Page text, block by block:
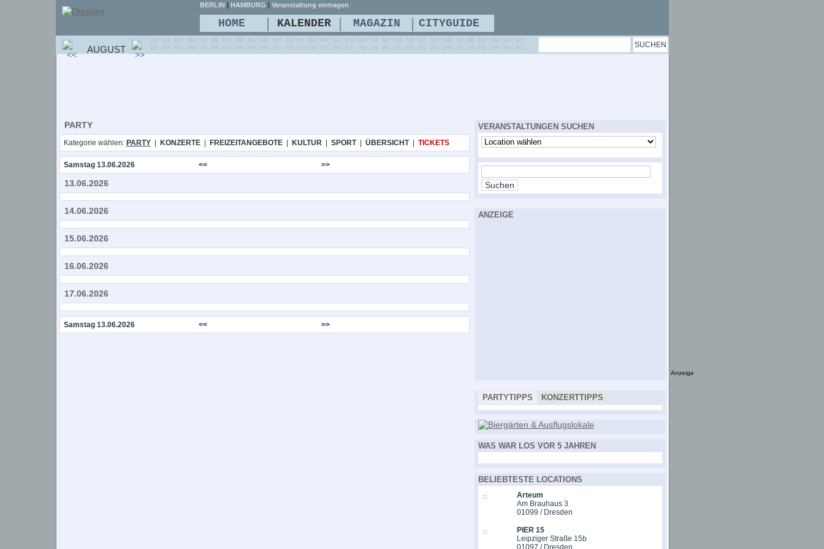
PARTY
Kategorie wählen: PARTY| KONZERTE| FREIZEITANGEBOTE| KULTUR| SPORT| ÜBERSICHT| TICKETS
Samstag 13.06.2026 << >>
13.06.2026
14.06.2026
15.06.2026
16.06.2026
17.06.2026
Samstag 13.06.2026 << >>
VERANSTALTUNGEN SUCHEN
ANZEIGE
PARTYTIPPS KONZERTTIPPS
WAS WAR LOS VOR 5 JAHREN
BELIEBTESTE LOCATIONS
Arteum
Am Brauhaus 3
01099 / Dresden
PIER 15
Leipziger Straße 15b
01097 / Dresden
BERLIN | HAMBURG | Veranstaltung eintragen
HOME | KALENDER | MAGAZIN | CITYGUIDE
AUGUST
FR
01
SA
02
SO
03
MO
04
DI
05
MI
06
DO
07
FR
08
SA
09
SO
10
MO
11
DI
12
MI
13
DO
14
FR
15
SA
16
SO
17
MO
18
DI
19
MI
20
DO
21
FR
22
SA
23
SO
24
MO
25
DI
26
MI
27
DO
28
FR
29
SA
30
SO
31
Anzeige